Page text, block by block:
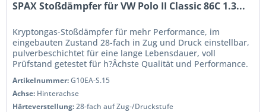
SPAX Stoßdämpfer für VW Polo II Classic 86C 1.3...
Kryptongas-Stoßdämpfer für mehr Performance, im
eingebauten Zustand 28-fach in Zug und Druck einstellbar,
pulverbeschichtet für eine lange Lebensdauer, voll
Prüfstand getestet für h?Âchste Qualität und Performance.
Artikelnummer:G10EA-S.15
Achse: Hinterachse
Härteverstellung:28-fach auf Zug-/Druckstufe